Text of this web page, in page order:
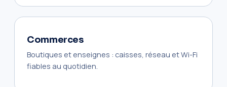
Commerces
Boutiques et enseignes : caisses, réseau et Wi-Fi
fiables au quotidien.